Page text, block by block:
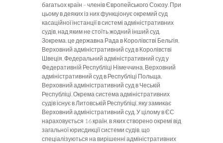
багатьох країн – членів Європейського Союзу. При
цьому в деяких із них функціонує окремий суд
касаційної інстанції в системі адміністративних
судів, над яким не стоїть жодний інший суд.
Зокрема, це державна Рада в Королівстві Бельгія,
Верховний адміністративний суд в Королівстві
Швеція, Федеральний адміністративний суд у
Федеративній Республіці Німеччина, Верховний
адміністративний суд в Республіці Польща,
Верховний адміністративний суд в Чеській
Республіці. Окрема система адміністративних
судів існує в Литовській Республіці, яку замикає
Верховний адміністративний суд. У цілому в ЄС
нараховується 16 країн, в яких створено окремі від
загальної юрисдикції системи судів, що
спеціалізуються на вирішенні адміністративних